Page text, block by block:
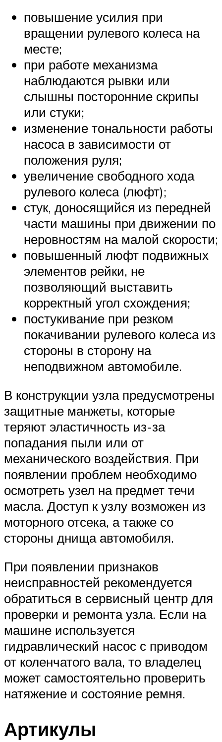
повышение усилия при
вращении рулевого колеса на
месте;
при работе механизма
наблюдаются рывки или
слышны посторонние скрипы
или стуки;
изменение тональности работы
насоса в зависимости от
положения руля;
увеличение свободного хода
рулевого колеса (люфт);
стук, доносящийся из передней
части машины при движении по
неровностям на малой скорости;
повышенный люфт подвижных
элементов рейки, не
позволяющий выставить
корректный угол схождения;
постукивание при резком
покачивании рулевого колеса из
стороны в сторону на
неподвижном автомобиле.
В конструкции узла предусмотрены
защитные манжеты, которые
теряют эластичность из-за
попадания пыли или от
механического воздействия. При
появлении проблем необходимо
осмотреть узел на предмет течи
масла. Доступ к узлу возможен из
моторного отсека, а также со
стороны днища автомобиля.
При появлении признаков
неисправностей рекомендуется
обратиться в сервисный центр для
проверки и ремонта узла. Если на
машине используется
гидравлический насос с приводом
от коленчатого вала, то владелец
может самостоятельно проверить
натяжение и состояние ремня.
Артикулы